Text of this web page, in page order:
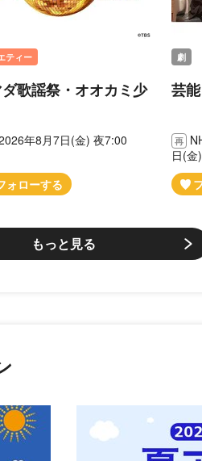
ティー
歌謡祭・オオカミ少
年8月7日(金) 夜7:00
劇
芸
日(金
もっと見る